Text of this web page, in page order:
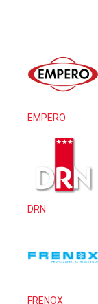
EMPERO
DRN
FRENOX